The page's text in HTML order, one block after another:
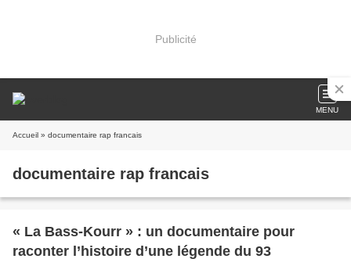
Publicité
MENU
Accueil » documentaire rap francais
documentaire rap francais
« La Bass-Kourr » : un documentaire pour
raconter l’histoire d’une légende du 93